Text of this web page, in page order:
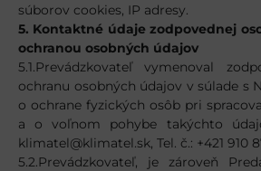
súborov cookies, IP adresy.
5. Kontaktné údaje zodpovednej
ochranou osobných údajov
5.1.Prevádzkovateľ vymenoval
ochranu osobných údajov v súlade s
o ochrane fyzických osôb pri
a o voľnom pohybe takýchto
klimatel@klimatel.sk, Tel. č.: +421 910
5.2.Prevádzkovateľ, je zároveň